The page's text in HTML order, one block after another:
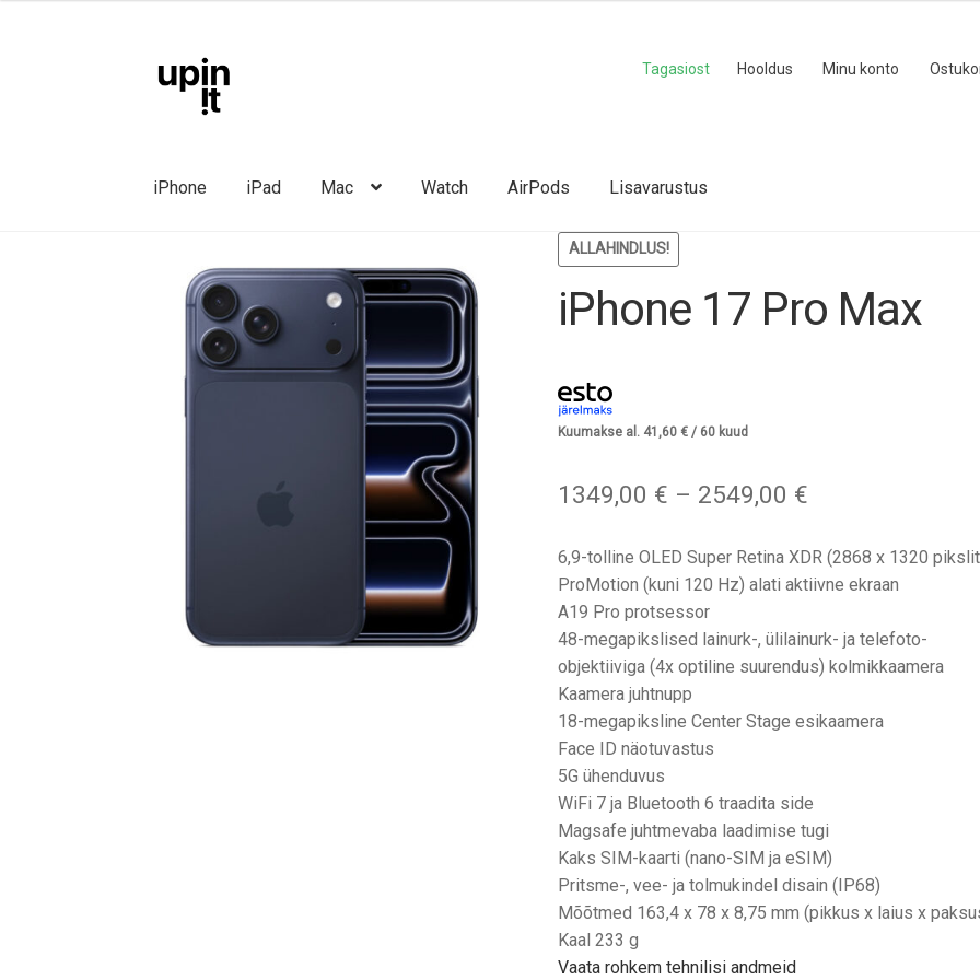
navigeerimisele
sisu
Tagasiost Hooldus Minu konto
iPhone iPad Mac Watch AirPods Lisavarustus
ALLAHINDLUS!
iPhone 17 Pro Max
Kuumakse al. 41,60 € / 60 kuud
1349,00 € – 2549,00 €
kuni
2549,00 €
6,9-tolline OLED Super Retina XDR (2868 x 1320
ProMotion (kuni 120 Hz) alati aktiivne ekraan
A19 Pro protsessor
48-megapikslised lainurk-, ülilainurk- ja telefoto-
objektiiviga (4x optiline suurendus) kolmikkaamera
Kaamera juhtnupp
18-megapiksline Center Stage esikaamera
Face ID näotuvastus
5G ühenduvus
WiFi 7 ja Bluetooth 6 traadita side
Magsafe juhtmevaba laadimise tugi
Kaks SIM-kaarti (nano-SIM ja eSIM)
Pritsme-, vee- ja tolmukindel disain (IP68)
Mõõtmed 163,4 x 78 x 8,75 mm (pikkus x laius x
Kaal 233 g
Vaata rohkem tehnilisi andmeid